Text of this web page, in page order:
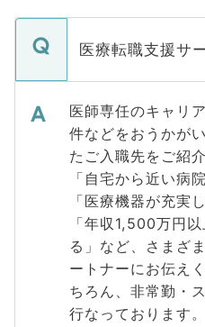
医療転職支援サ
医師専任のキャリ
件などをおうかが
たご入職先をご紹
「自宅から近い病
「医療機器が充実
「年収1,500万円
る」など、さまざ
ートナーにお伝え
ちろん、非常勤・
行なっております。